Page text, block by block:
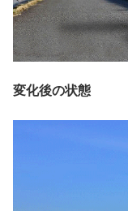
変化後の状態